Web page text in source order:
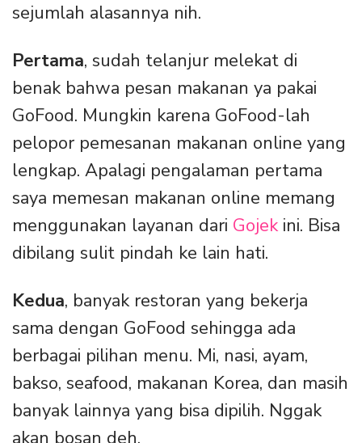
sejumlah alasannya nih.
Pertama, sudah telanjur melekat di
benak bahwa pesan makanan ya pakai
GoFood. Mungkin karena GoFood-lah
pelopor pemesanan makanan online yang
lengkap. Apalagi pengalaman pertama
saya memesan makanan online memang
menggunakan layanan dari Gojekini. Bisa
dibilang sulit pindah ke lain hati.
Kedua, banyak restoran yang bekerja
sama dengan GoFood sehingga ada
berbagai pilihan menu. Mi, nasi, ayam,
bakso, seafood, makanan Korea, dan masih
banyak lainnya yang bisa dipilih. Nggak